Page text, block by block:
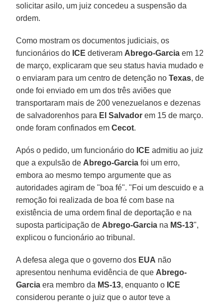
solicitar asilo, um juiz concedeu a suspensão da
ordem.
Como mostram os documentos judiciais, os
funcionários do ICE detiveram Abrego-Garcia em 12
de março, explicaram que seu status havia mudado e
o enviaram para um centro de detenção noTexas, de
onde foi enviado em um dos três aviões que
transportaram mais de 200 venezuelanos e dezenas
de salvadorenhos para El Salvador em 15 de março.
onde foram confinados emCecot.
Após o pedido, um funcionário do ICE admitiu ao juiz
que a expulsão de Abrego-Garcia foi um erro,
embora ao mesmo tempo argumente que as
autoridades agiram de "boa fé". "Foi um descuido e a
remoção foi realizada de boa fé com base na
existência de uma ordem final de deportação e na
suposta participação de Abrego-Garcia na MS-13",
explicou o funcionário ao tribunal.
A defesa alega que o governo dos EUA não
apresentou nenhuma evidência de que Abrego-
Garcia era membro da MS-13, enquanto o ICE
considerou perante o juiz que o autor teve a